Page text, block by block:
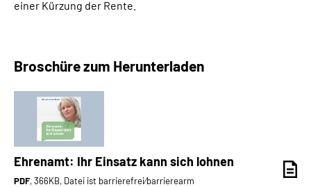
einer Kürzung der Rente.
Broschüre zum Herunterladen
Ehrenamt: Ihr Einsatz kann sich lohnen
PDF, 366KB, Datei ist barrierefrei⁄barrierearm